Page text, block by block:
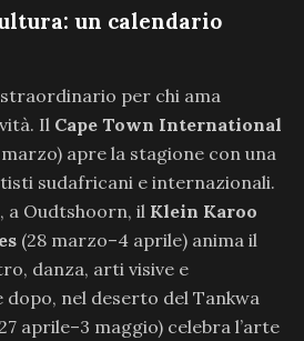
un calendario
per chi ama
Il Cape Town International
marzo) apre la stagione con una
sudafricani e internazionali.
a Oudtshoorn, il Klein Karoo
(28 marzo–4 aprile) anima il
danza, arti visive e
nel deserto del Tankwa
aprile–3 maggio) celebra l’arte